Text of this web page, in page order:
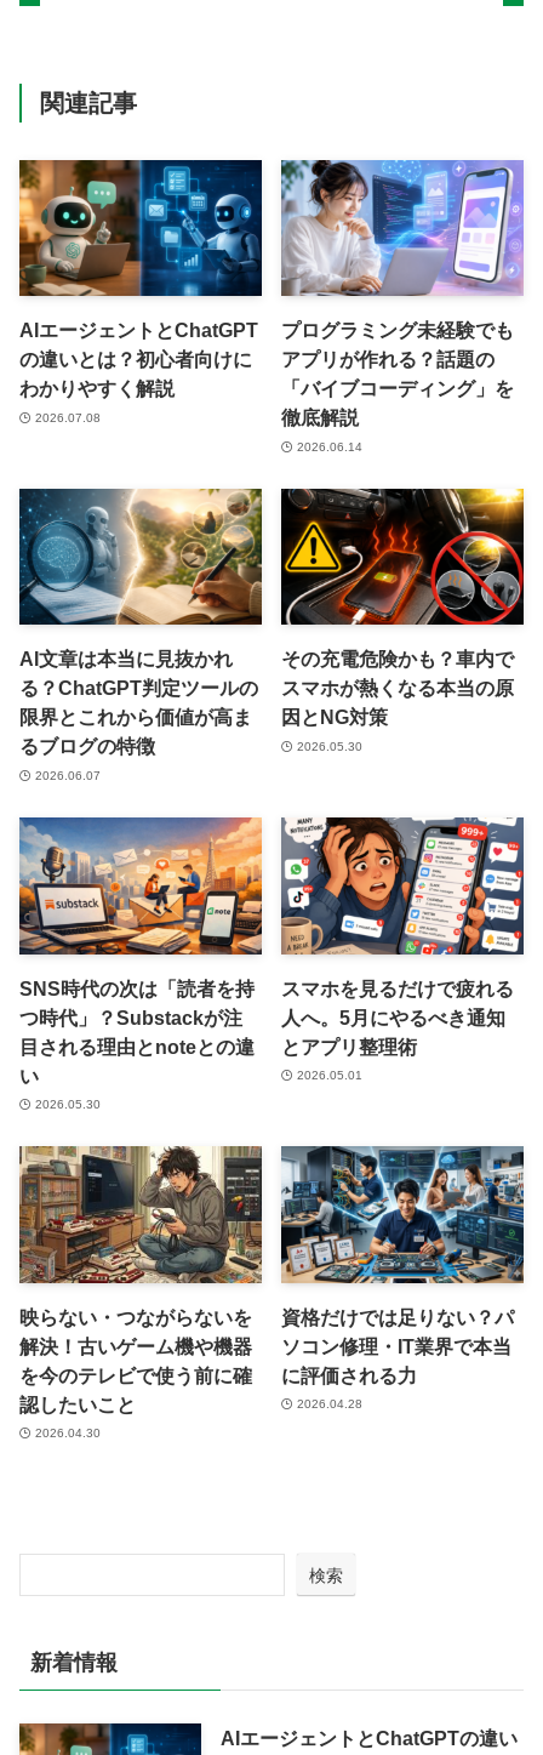
関連記事
AIエージェントとChatGPT
の違いとは？初心者向けに
わかりやすく解説
2026.07.08
プログラミング未経験でも
アプリが作れる？話題の
「バイブコーディング」を
徹底解説
2026.06.14
AI文章は本当に見抜かれ
る？ChatGPT判定ツールの
限界とこれから価値が高ま
るブログの特徴
2026.06.07
その充電危険かも？車内で
スマホが熱くなる本当の原
因とNG対策
2026.05.30
SNS時代の次は「読者を持
つ時代」？Substackが注
目される理由とnoteとの違
い
2026.05.30
スマホを見るだけで疲れる
人へ。5月にやるべき通知
とアプリ整理術
2026.05.01
映らない・つながらないを
解決！古いゲーム機や機器
を今のテレビで使う前に確
認したいこと
2026.04.30
資格だけでは足りない？パ
ソコン修理・IT業界で本当
に評価される力
2026.04.28
検索
新着情報
AIエージェントとChatGPTの違い